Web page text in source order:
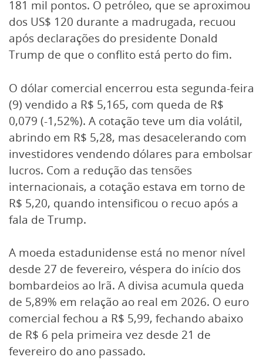
181 mil pontos. O petróleo, que se aproximou
dos US$ 120 durante a madrugada, recuou
após declarações do presidente Donald
Trump de que o conflito está perto do fim.
O dólar comercial encerrou esta segunda-feira
(9) vendido a R$ 5,165, com queda de R$
0,079 (-1,52%). A cotação teve um dia volátil,
abrindo em R$ 5,28, mas desacelerando com
investidores vendendo dólares para embolsar
lucros. Com a redução das tensões
internacionais, a cotação estava em torno de
R$ 5,20, quando intensificou o recuo após a
fala de Trump.
A moeda estadunidense está no menor nível
desde 27 de fevereiro, véspera do início dos
bombardeios ao Irã. A divisa acumula queda
de 5,89% em relação ao real em 2026. O euro
comercial fechou a R$ 5,99, fechando abaixo
de R$ 6 pela primeira vez desde 21 de
fevereiro do ano passado.